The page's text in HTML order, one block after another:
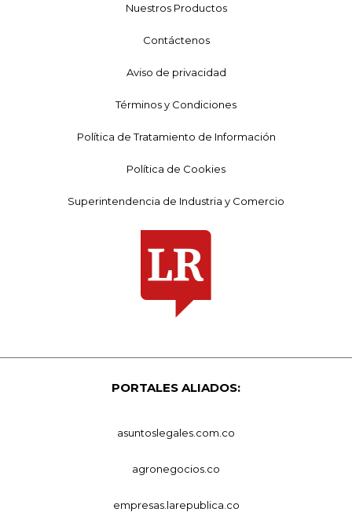
Nuestros Productos
Contáctenos
Aviso de privacidad
Términos y Condiciones
Política de Tratamiento de Información
Política de Cookies
Superintendencia de Industria y Comercio
PORTALES ALIADOS:
asuntoslegales.com.co
agronegocios.co
empresas.larepublica.co